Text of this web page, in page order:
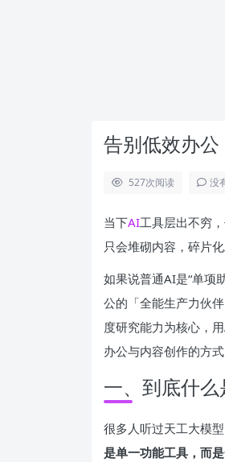
告别低效办
527次阅读 没
当下AI工具层出不穷
只会堆砌内容，碎片
如果说普通AI是“单项
公的「全能生产力伙
度研究能力为核心，
办公与内容创作的方式
一、到底什
很多人听过天工大模
是单一功能工具，而